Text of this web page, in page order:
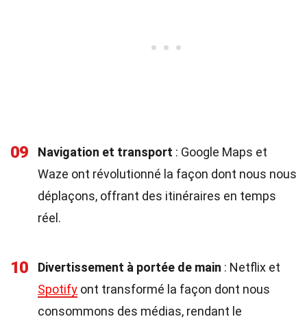
09 Navigation et transport : Google Maps et
Waze ont révolutionné la façon dont nous nous
déplaçons, offrant des itinéraires en temps
réel.
10 Divertissement à portée de main : Netflix et
Spotify ont transformé la façon dont nous
consommons des médias, rendant le